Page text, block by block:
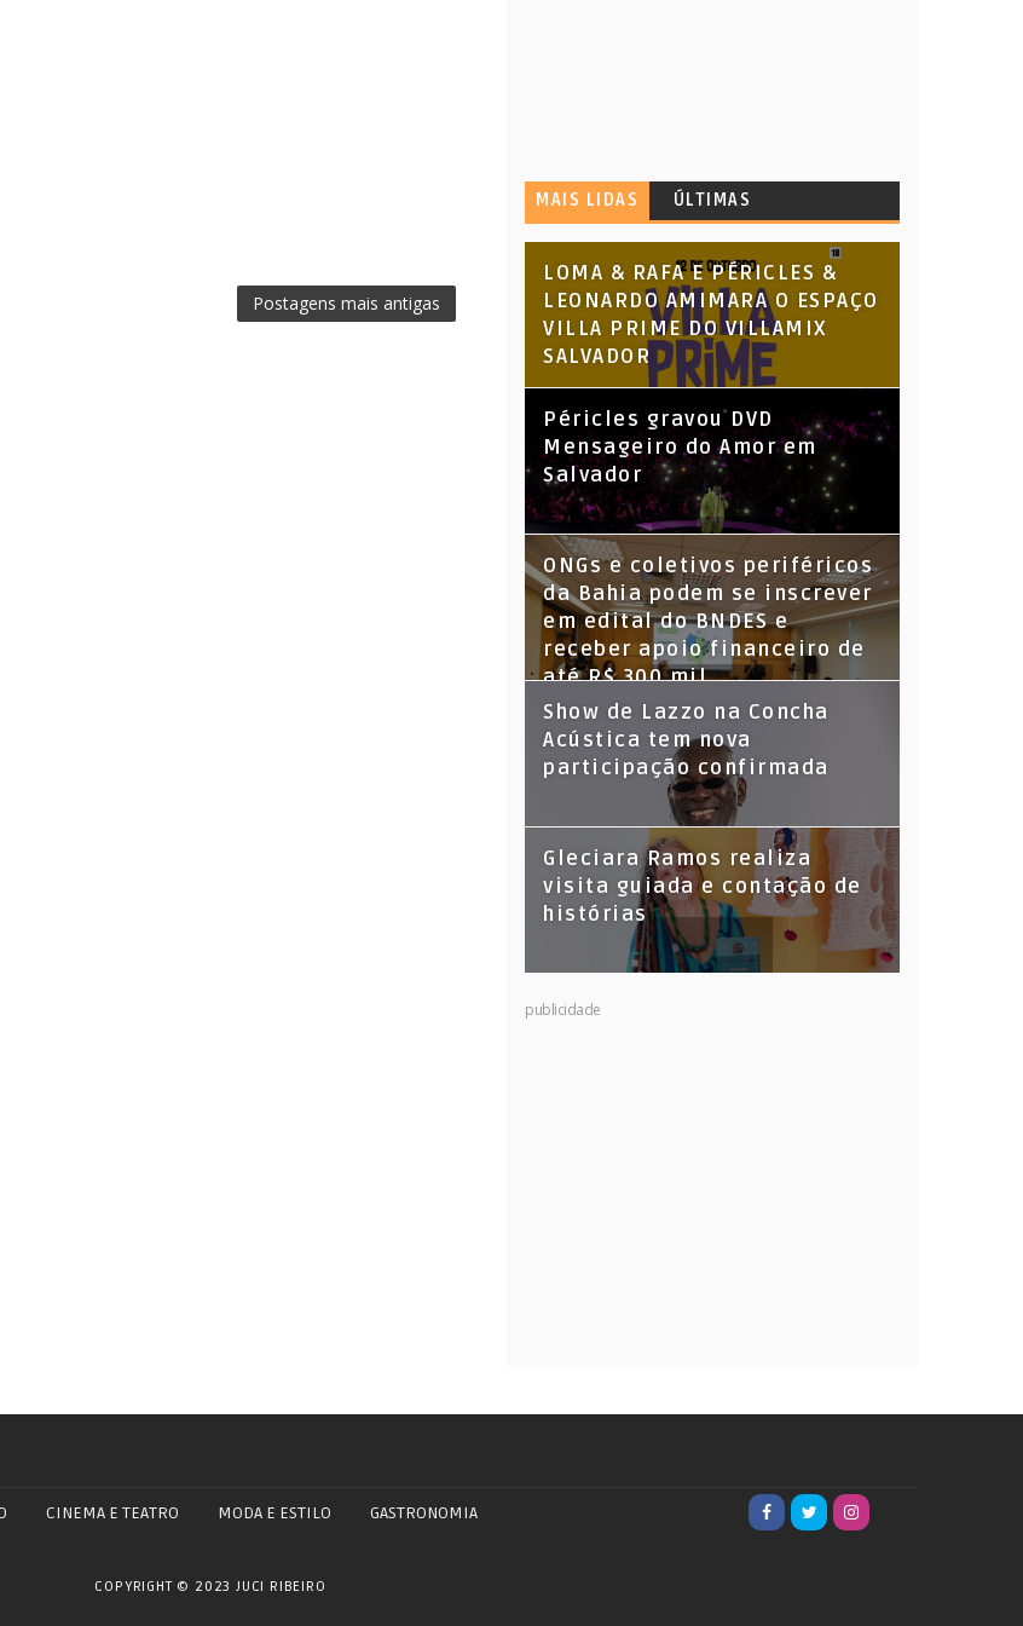
Postagens mais antigas
MAIS LIDAS ÚLTIMAS
LOMA & RAFA E PÉRICLES &
LEONARDO AMIMARA O ESPAÇO
VILLA PRIME DO VILLAMIX
SALVADOR
Péricles gravou DVD
Mensageiro do Amor em
Salvador
ONGs e coletivos periféricos
da Bahia podem se inscrever
em edital do BNDES e
receber apoio financeiro de
até R$ 300 mil
Show de Lazzo na Concha
Acústica tem nova
participação confirmada
Gleciara Ramos realiza
visita guiada e contação de
histórias
publicidade
CINEMA E TEATRO MODA E ESTILO GASTRONOMIA
COPYRIGHT © 2023 JUCI RIBEIRO